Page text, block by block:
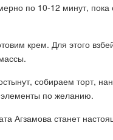
по 10-12 минут, пока
крем. Для этого
собираем торт,
по желанию.
Агзамова станет